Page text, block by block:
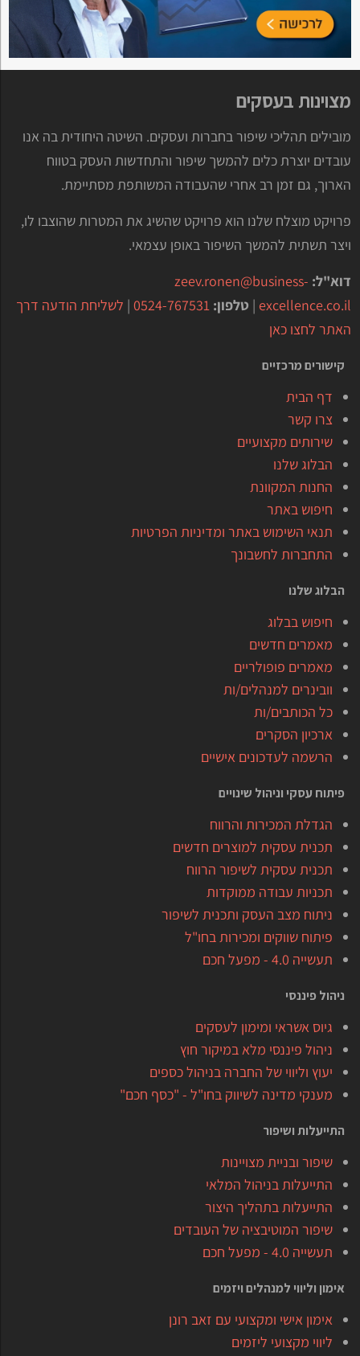
מצוינות בעסקים
מובילים תהליכי שיפור בחברות ועסקים. השיטה היחודית בה אנו
עובדים יוצרת כלים להמשך שיפור והתחדשות העסק בטווח
הארוך, גם זמן רב אחרי שהעבודה המשותפת מסתיימת.
פרויקט מוצלח שלנו הוא פרויקט שהשיג את המטרות שהוצבו לו,
ויצר תשתית להמשך השיפור באופן עצמאי.
דוא"ל: zeev.ronen@business-
excellence.co.il
| טלפון: 0524-767531
| לשליחת הודעה דרך
האתר לחצו כאן
קישורים מרכזיים
דף הבית
צרו קשר
שירותים מקצועיים
הבלוג שלנו
החנות המקוונת
חיפוש באתר
תנאי השימוש באתר ומדיניות הפרטיות
התחברות לחשבונך
הבלוג שלנו
חיפוש בבלוג
מאמרים חדשים
מאמרים פופולריים
וובינרים למנהלים/ות
כל הכותבים/ות
ארכיון הסקרים
הרשמה לעדכונים אישיים
פיתוח עסקי וניהול שינויים
הגדלת המכירות והרווח
תכנית עסקית למוצרים חדשים
תכנית עסקית לשיפור הרווח
תכניות עבודה ממוקדות
ניתוח מצב העסק ותכנית לשיפור
פיתוח שווקים ומכירות בחו"ל
תעשייה 4.0 - מפעל חכם
ניהול פיננסי
גיוס אשראי ומימון לעסקים
ניהול פיננסי מלא במיקור חוץ
יעוץ וליווי של החברה בניהול כספים
מענקי מדינה לשיווק בחו"ל - "כסף חכם"
התייעלות ושיפור
שיפור ובניית מצויינות
התייעלות בניהול המלאי
התייעלות בתהליך היצור
שיפור המוטיבציה של העובדים
תעשייה 4.0 - מפעל חכם
אימון וליווי למנהלים ויזמים
אימון אישי ומקצועי עם זאב רונן
ליווי מקצועי ליזמים